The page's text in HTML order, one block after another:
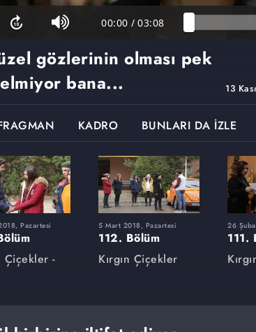
00:00 / 03:08
13
gözlerinin olması pek
bana...
KADRO BUNLARI DA İZLE
Pazartesi
Çiçekler -
5 Mart 2018, Pazartesi
112. Bölüm
Kırgın Çiçekler
26
111.